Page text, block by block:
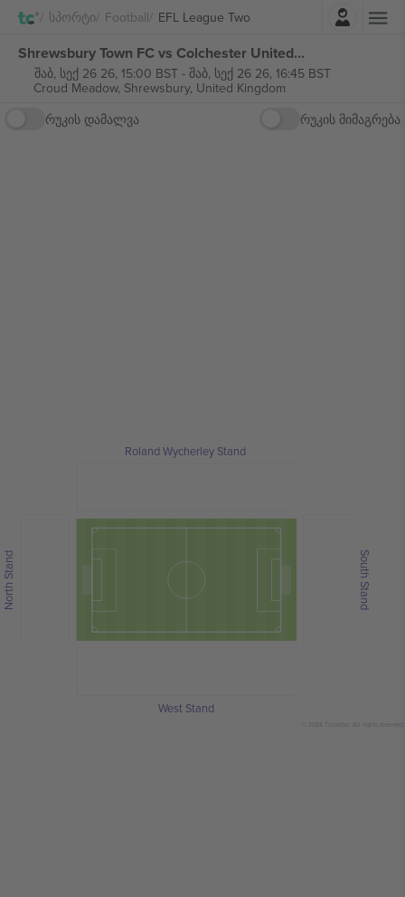
Სპორტი Football EFL League Twoშესვლა
Shrewsbury Town FC vs Colchester United FC EFL League Two ბილეთი
შაბ, სექ 26 26, 15:00 BST- შაბ, სექ 26 26, 16:45 BST
Croud Meadow, Shrewsbury, United Kingdom
რუკის დამალვა
რუკის მიმაგრება
© 2024 Ticombo. All rights reserved
Roland Wycherley Stand
South Stand
West Stand
North Stand